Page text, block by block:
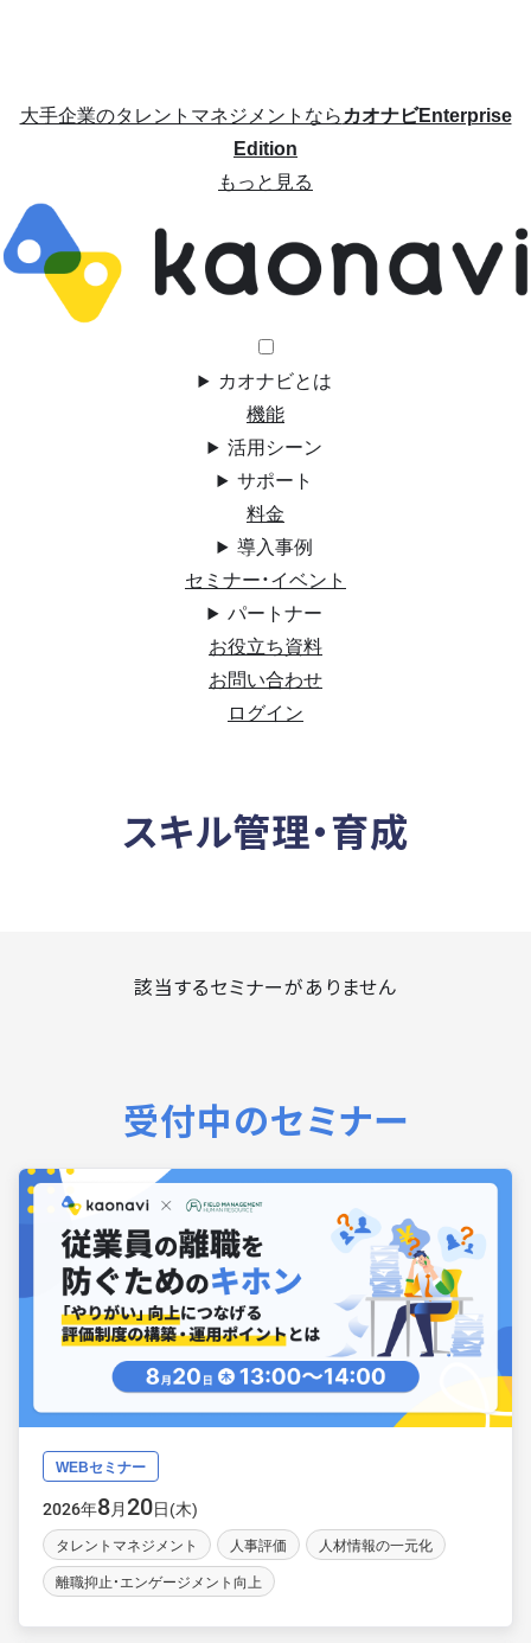
大手企業のタレントマネジメントならカオナビEnterprise
Edition
もっと見る
カオナビとは
機能
活用シーン
サポート
料金
導入事例
セミナー・イベント
パートナー
お役立ち資料
お問い合わせ
ログイン
スキル管理・育成
該当するセミナーがありません
受付中のセミナー
WEBセミナー
2026年8月 20日(木)
タレントマネジメント 人事評価
人材情報の一元化
離職抑止・エンゲージメント向上